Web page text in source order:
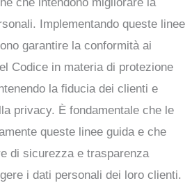
Implementando queste linee
garantire la conformità ai
Codice in materia di protezione
la fiducia dei clienti e
privacy. È fondamentale che le
queste linee guida e che
di sicurezza e trasparenza
i dati personali dei loro clienti.